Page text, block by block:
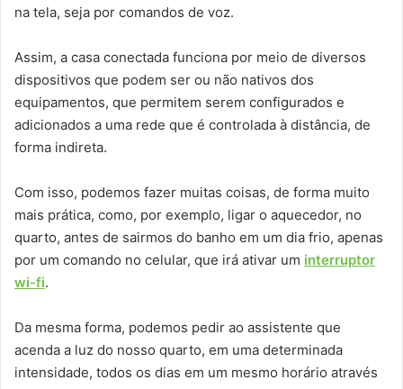
na tela, seja por comandos de voz.
Assim, a casa conectada funciona por meio de diversos
dispositivos que podem ser ou não nativos dos
equipamentos, que permitem serem configurados e
adicionados a uma rede que é controlada à distância, de
forma indireta.
Com isso, podemos fazer muitas coisas, de forma muito
mais prática, como, por exemplo, ligar o aquecedor, no
quarto, antes de sairmos do banho em um dia frio, apenas
por um comando no celular, que irá ativar um interruptor
wi-fi.
Da mesma forma, podemos pedir ao assistente que
acenda a luz do nosso quarto, em uma determinada
intensidade, todos os dias em um mesmo horário através